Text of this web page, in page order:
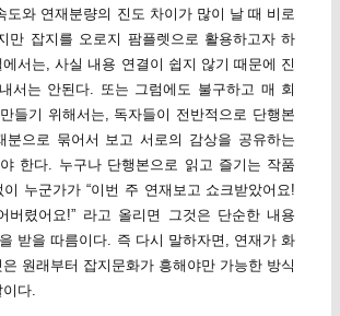
도와 연재분량의 진도 차이가 많이 날 때 비로
만 잡지를 오로지 팜플렛으로 활용하고자 하
서는, 사실 내용 연결이 쉽지 않기 때문에 진
서는 안된다. 또는 그럼에도 불구하고 매 회
들기 위해서는, 독자들이 전반적으로 단행본
분으로 묶어서 보고 서로의 감상을 공유하는
한다. 누구나 단행본으로 읽고 즐기는 작품
누군가가 “이번 주 연재보고 쇼크받았어요!
버렸어요!” 라고 올리면 그것은 단순한 내용
받을 따름이다. 즉 다시 말하자면, 연재가 화
원래부터 잡지문화가 흥해야만 가능한 방식
다.